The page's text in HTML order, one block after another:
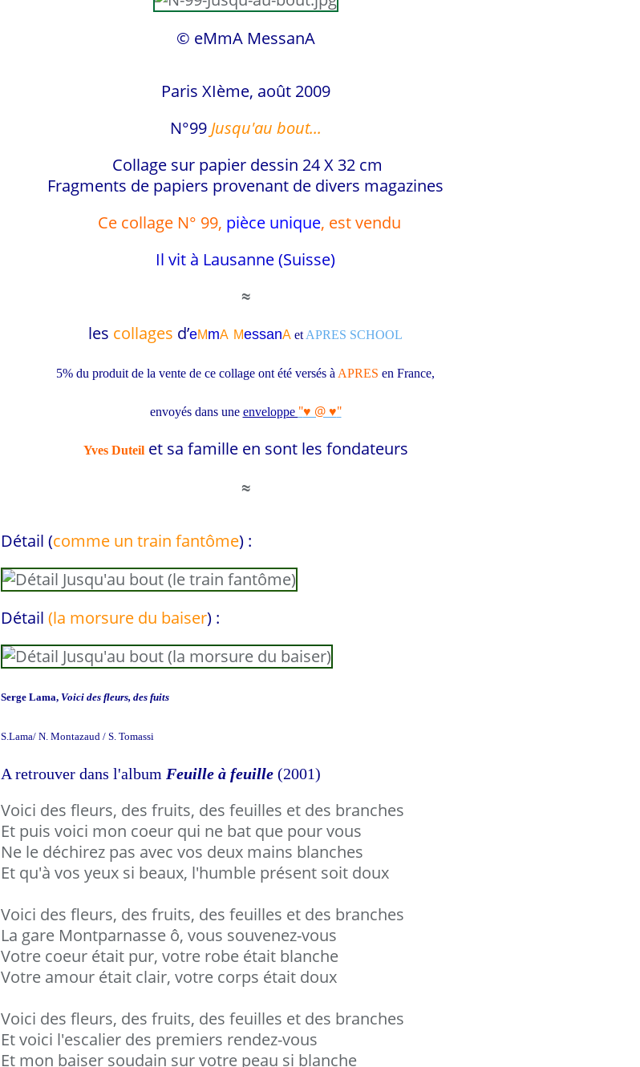
© eMmA MessanA
Paris XIème, août 2009
N°99 Jusqu'au bout...
Collage sur papier dessin 24 X 32 cm
Fragments de papiers provenant de divers magazines
Ce collage N° 99, pièce unique, est vendu
Il vit à Lausanne (Suisse)
≈
les collages d’eMmA MessanA et APRES SCHOOL
5% du produit de la vente de ce collage ont été versés à APRES en France,
envoyés dans une enveloppe "♥ @ ♥"
Yves Duteil et sa famille en sont les fondateurs
≈
Détail (comme un train fantôme) :
Détail (la morsure du baiser) :
Serge Lama, Voici des fleurs, des fuits
S.Lama/ N. Montazaud / S. Tomassi
A retrouver dans l'album Feuille à feuille (2001)
Voici des fleurs, des fruits, des feuilles et des branches
Et puis voici mon coeur qui ne bat que pour vous
Ne le déchirez pas avec vos deux mains blanches
Et qu'à vos yeux si beaux, l'humble présent soit doux
Voici des fleurs, des fruits, des feuilles et des branches
La gare Montparnasse ô, vous souvenez-vous
Votre coeur était pur, votre robe était blanche
Votre amour était clair, votre corps était doux
Voici des fleurs, des fruits, des feuilles et des branches
Et voici l'escalier des premiers rendez-vous
Et mon baiser soudain sur votre peau si blanche